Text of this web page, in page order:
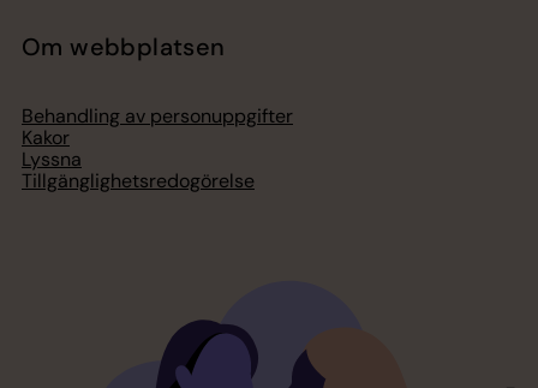
Om webbplatsen
Behandling av personuppgifter
Kakor
Lyssna
Tillgänglighetsredogörelse